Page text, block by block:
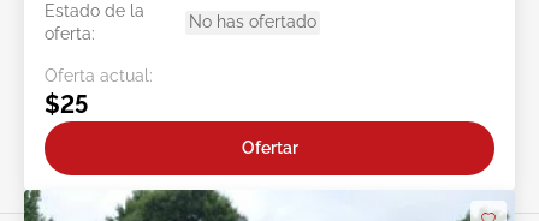
Estado de la
oferta:
No has ofertado
Oferta actual:
$25
Ofertar